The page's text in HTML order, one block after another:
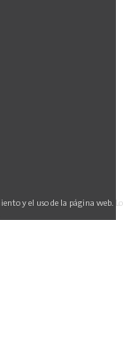
y el uso de la página web.